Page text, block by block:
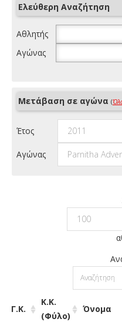
Ελεύθερη Αναζήτηση
Αθλητής
Αγώνας
Μετάβαση σε αγώνα (
Έτος
Αγώνας
Γ.Κ.
Κ.Κ.
(Φύλο)
Όνομα